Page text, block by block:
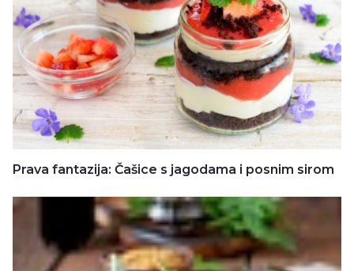
Prava fantazija: Čašice s jagodama i posnim sirom